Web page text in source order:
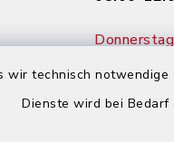
wir technisch
Dienste wird bei
14:00-